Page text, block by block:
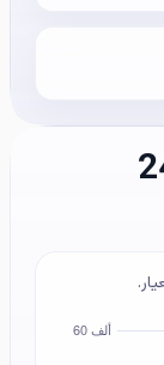
عيار 24